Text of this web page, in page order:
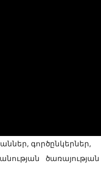
գործընկերներ,